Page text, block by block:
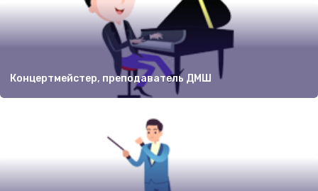
Концертмейстер, преподаватель ДМШ